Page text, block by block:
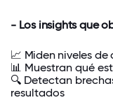
- Los insights que
📈 Miden niveles de
📊 Muestran qué
🔍 Detectan
resultados